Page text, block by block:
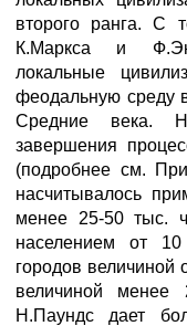
второго ранга. С
К.Маркса и
локальные
феодальную среду
Средние века.
завершения
(подробнее см.
насчитывалось
менее 25-50 тыс.
населением от
городов величиной
величиной менее
Н.Паундс дает